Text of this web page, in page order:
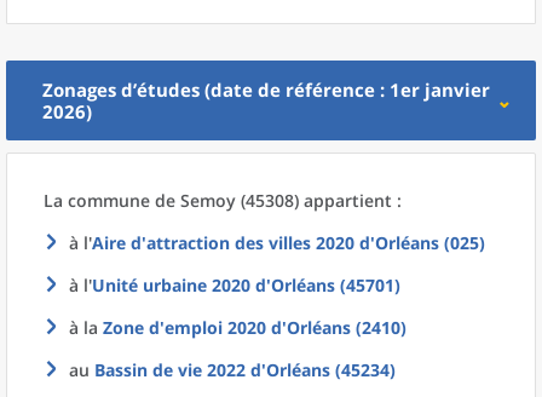
Zonages d’études (date de référence : 1er janvier
2026)
La commune de Semoy (45308) appartient :
à l'Aire d'attraction des villes 2020 d'Orléans (025)
à l'Unité urbaine 2020 d'Orléans (45701)
à la Zone d'emploi 2020 d'Orléans (2410)
au Bassin de vie 2022 d'Orléans (45234)